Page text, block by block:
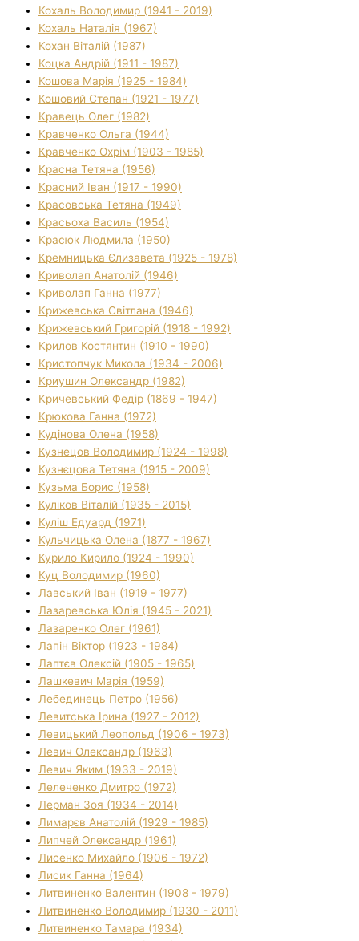
Кохаль Володимир (1941 - 2019)
Кохаль Наталія (1967)
Кохан Віталій (1987)
Коцка Андрій (1911 - 1987)
Кошова Марія (1925 - 1984)
Кошовий Степан (1921 - 1977)
Кравець Олег (1982)
Кравченко Ольга (1944)
Кравченко Охрім (1903 - 1985)
Красна Тетяна (1956)
Красний Іван (1917 - 1990)
Красовська Тетяна (1949)
Красьоха Василь (1954)
Красюк Людмила (1950)
Кремницька Єлизавета (1925 - 1978)
Криволап Анатолій (1946)
Криволап Ганна (1977)
Крижевська Світлана (1946)
Крижевський Григорій (1918 - 1992)
Крилов Костянтин (1910 - 1990)
Кристопчук Микола (1934 - 2006)
Криушин Олександр (1982)
Кричевський Федір (1869 - 1947)
Крюкова Ганна (1972)
Кудінова Олена (1958)
Кузнецов Володимир (1924 - 1998)
Кузнєцова Тетяна (1915 - 2009)
Кузьма Борис (1958)
Куліков Віталій (1935 - 2015)
Куліш Едуард (1971)
Кульчицька Олена (1877 - 1967)
Курило Кирило (1924 - 1990)
Куц Володимир (1960)
Лавський Іван (1919 - 1977)
Лазаревська Юлія (1945 - 2021)
Лазаренко Олег (1961)
Лапін Віктор (1923 - 1984)
Лаптєв Олексій (1905 - 1965)
Лашкевич Марія (1959)
Лебединець Петро (1956)
Левитська Ірина (1927 - 2012)
Левицький Леопольд (1906 - 1973)
Левич Олександр (1963)
Левич Яким (1933 - 2019)
Лелеченко Дмитро (1972)
Лерман Зоя (1934 - 2014)
Лимарєв Анатолій (1929 - 1985)
Липчей Олександр (1961)
Лисенко Михайло (1906 - 1972)
Лисик Ганна (1964)
Литвиненко Валентин (1908 - 1979)
Литвиненко Володимир (1930 - 2011)
Литвиненко Тамара (1934)